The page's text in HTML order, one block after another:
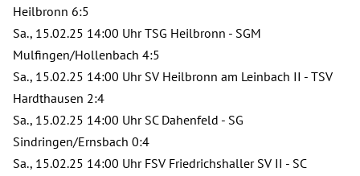
Heilbronn 6:5
Sa., 15.02.25 14:00 Uhr TSG Heilbronn - SGM
Mulfingen/Hollenbach 4:5
Sa., 15.02.25 14:00 Uhr SV Heilbronn am Leinbach II - TSV
Hardthausen 2:4
Sa., 15.02.25 14:00 Uhr SC Dahenfeld - SG
Sindringen/Ernsbach 0:4
Sa., 15.02.25 14:00 Uhr FSV Friedrichshaller SV II - SC